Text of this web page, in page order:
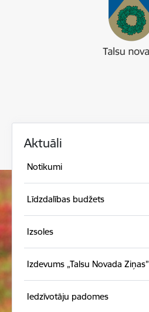
Aktuāli
Notikumi
Līdzdalības budžets
Izsoles
Izdevums „Talsu Novada Ziņas”
Iedzīvotāju padomes